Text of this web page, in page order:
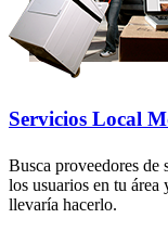
Servicios Local
Busca proveedores
los usuarios en tu
llevaría hacerlo.